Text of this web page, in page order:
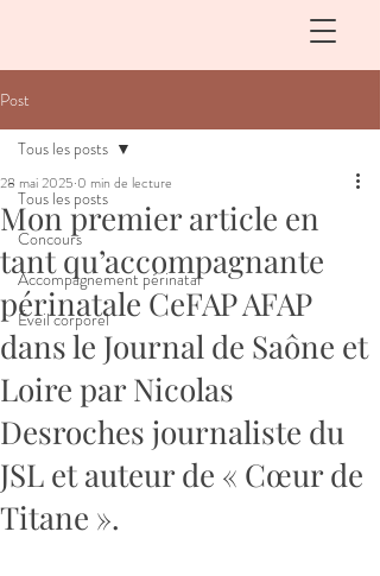
Post
Tous les posts
Concours
Accompagnement périnatal
Éveil corporel
Tous les posts
Mon premier article en
tant qu’accompagnante
périnatale CeFAP AFAP
dans le Journal de Saône et
Loire par Nicolas
Desroches journaliste du
JSL et auteur de « Cœur de
Titane ».
28 mai 2025 0 min de lecture